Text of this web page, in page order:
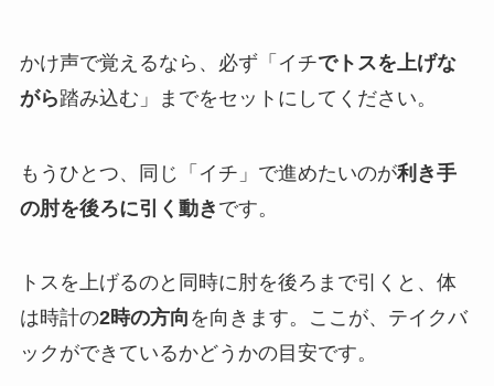
かけ声で覚えるなら、必ず「イチでトスを上げな
がら踏み込む」までをセットにしてください。
もうひとつ、同じ「イチ」で進めたいのが利き手
の肘を後ろに引く動き です。
トスを上げるのと同時に肘を後ろまで引くと、体
は時計の2時の方向 を向きます。ここが、テイクバ
ックができているかどうかの目安です。